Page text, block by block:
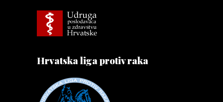
Hrvatska liga protiv raka